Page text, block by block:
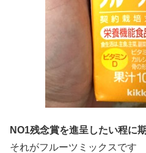
NO1残念賞を進呈したい程に
それがフルーツミックスです